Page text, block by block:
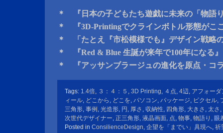
＊ 『日本の子どもたち遊戯に未来の「物語
＊ 『3D-Printingでクラインボトル形態がこ
＊ 「たとえ『市松模様でも』デザイン戦略
＊ 『Red & Blue 生誕が来年で100年になる』
＊ 『アッサンブラージュの進化を原点・コ
Tags: 1.4倍, ３：４：５ , 3D Printing, ４点, 4辺, アフォーダ
ィール, どこから , どこを, パソコン, パッケージ, ピクセル,
三角形, 事例 , 光造形, 円 , 厚さ , 収納性, 四角形, 大きさ , 太さ ,
次世代デザイナー, 正三角形, 液晶画面, 点, 物事, 物語り , 眼
Posted in ConsilienceDesign, 企望を「までい」具現へ, 祈